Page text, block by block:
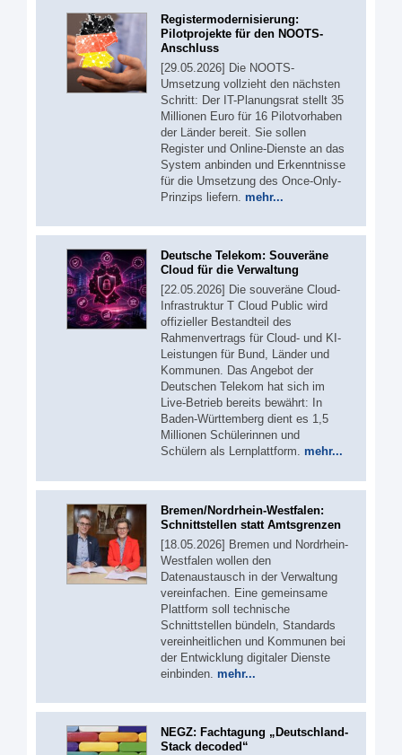
Registermodernisierung:
Pilotprojekte für den NOOTS-
Anschluss
[29.05.2026] Die NOOTS-
Umsetzung vollzieht den nächsten
Schritt: Der IT-Planungsrat stellt 35
Millionen Euro für 16 Pilotvorhaben
der Länder bereit. Sie sollen
Register und Online-Dienste an das
System anbinden und Erkenntnisse
für die Umsetzung des Once-Only-
Prinzips liefern. mehr...
Deutsche Telekom: Souveräne
Cloud für die Verwaltung
[22.05.2026] Die souveräne Cloud-
Infrastruktur T Cloud Public wird
offizieller Bestandteil des
Rahmenvertrags für Cloud- und KI-
Leistungen für Bund, Länder und
Kommunen. Das Angebot der
Deutschen Telekom hat sich im
Live-Betrieb bereits bewährt: In
Baden-Württemberg dient es 1,5
Millionen Schülerinnen und
Schülern als Lernplattform. mehr...
Bremen/Nordrhein-Westfalen:
Schnittstellen statt Amtsgrenzen
[18.05.2026] Bremen und Nordrhein-
Westfalen wollen den
Datenaustausch in der Verwaltung
vereinfachen. Eine gemeinsame
Plattform soll technische
Schnittstellen bündeln, Standards
vereinheitlichen und Kommunen bei
der Entwicklung digitaler Dienste
einbinden. mehr...
NEGZ: Fachtagung „Deutschland-
Stack decoded“